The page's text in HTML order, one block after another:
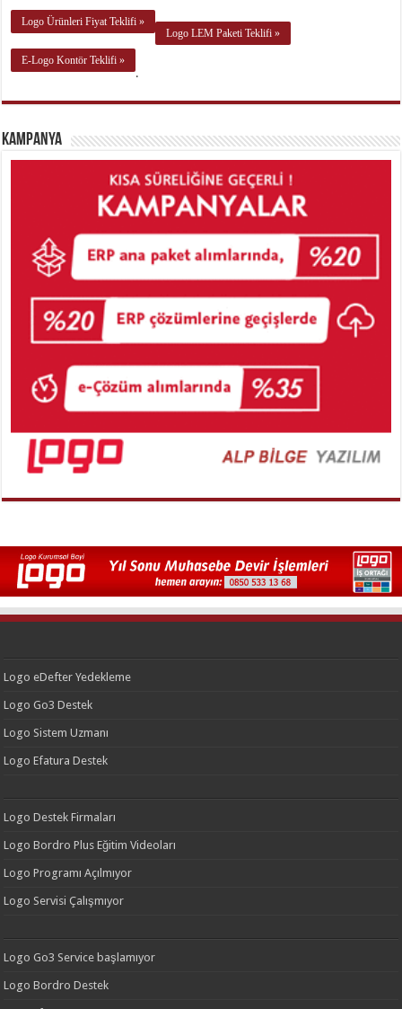
Logo Ürünleri Fiyat Teklifi »
Logo LEM Paketi Teklifi »
E-Logo Kontör Teklifi »
.
Kampanya
Logo eDefter Yedekleme
Logo Go3 Destek
Logo Sistem Uzmanı
Logo Efatura Destek
Logo Destek Firmaları
Logo Bordro Plus Eğitim Videoları
Logo Programı Açılmıyor
Logo Servisi Çalışmıyor
Logo Go3 Service başlamıyor
Logo Bordro Destek